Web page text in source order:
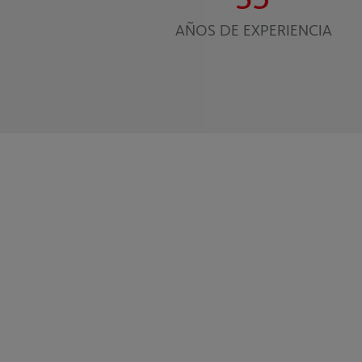
AÑOS DE EXPERIENCIA